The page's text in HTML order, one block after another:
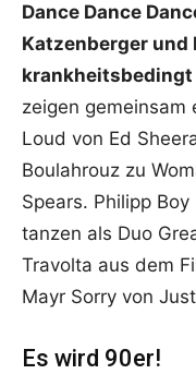
Dance Dance
Katzenberger und
zeigen gemeinsam
Loud von Ed
Boulahrouz zu
Spears. Philipp
tanzen als Duo
Travolta aus dem
Mayr Sorry von
Es wird 90er!